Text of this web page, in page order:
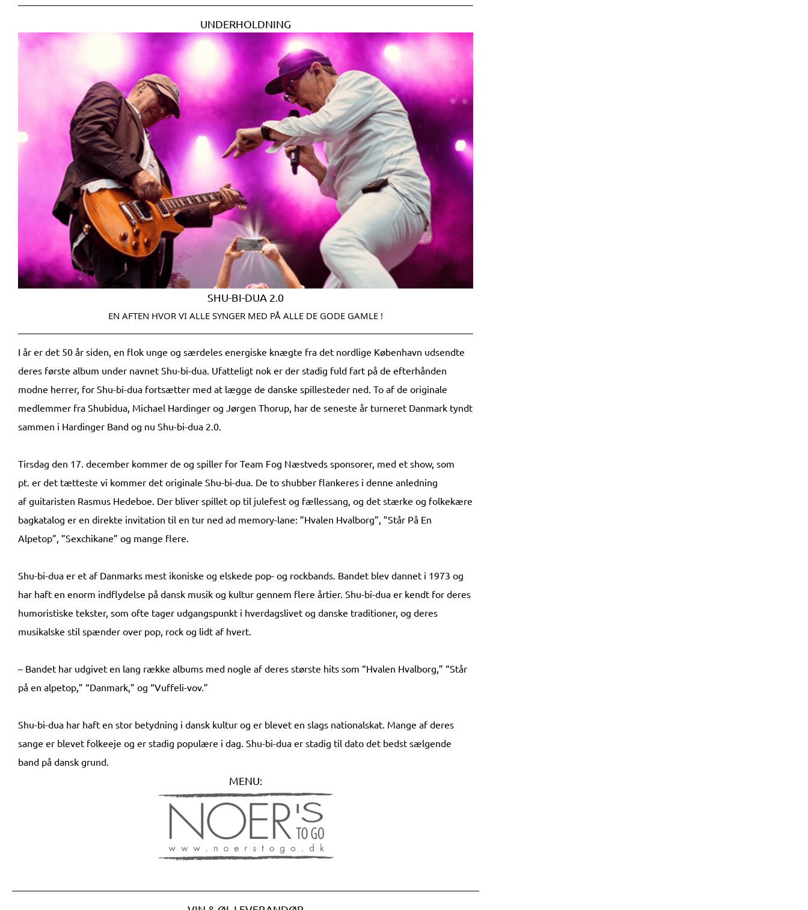
UNDERHOLDNING
SHU-BI-DUA 2.0
EN AFTEN HVOR VI ALLE SYNGER MED PÅ ALLE DE GODE GAMLE !
I år er det 50 år siden, en flok unge og særdeles energiske knægte fra det nordlige København udsendte
deres første album under navnet Shu-bi-dua. Ufatteligt nok er der stadig fuld fart på de efterhånden
modne herrer, for Shu-bi-dua fortsætter med at lægge de danske spillesteder ned. To af de originale
medlemmer fra Shubidua, Michael Hardinger og Jørgen Thorup, har de seneste år turneret Danmark tyndt
sammen i Hardinger Band og nu Shu-bi-dua 2.0.
Tirsdag den 17. december kommer de og spiller for Team Fog Næstveds sponsorer, med et show, som
pt. er det tætteste vi kommer det originale Shu-bi-dua. De to shubber flankeres i denne anledning
af guitaristen Rasmus Hedeboe. Der bliver spillet op til julefest og fællessang, og det stærke og folkekære
bagkatalog er en direkte invitation til en tur ned ad memory-lane: ”Hvalen Hvalborg”, ”Står På En
Alpetop”, ”Sexchikane” og mange flere.
Shu-bi-dua er et af Danmarks mest ikoniske og elskede pop- og rockbands. Bandet blev dannet i 1973 og
har haft en enorm indflydelse på dansk musik og kultur gennem flere årtier. Shu-bi-dua er kendt for deres
humoristiske tekster, som ofte tager udgangspunkt i hverdagslivet og danske traditioner, og deres
musikalske stil spænder over pop, rock og lidt af hvert.
– Bandet har udgivet en lang række albums med nogle af deres største hits som “Hvalen Hvalborg,” “Står
på en alpetop,” “Danmark,” og “Vuffeli-vov.”
Shu-bi-dua har haft en stor betydning i dansk kultur og er blevet en slags nationalskat. Mange af deres
sange er blevet folkeeje og er stadig populære i dag. Shu-bi-dua er stadig til dato det bedst sælgende
band på dansk grund.
MENU: